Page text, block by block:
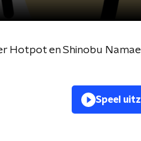
Hotpot en Shinobu Namae
Speel